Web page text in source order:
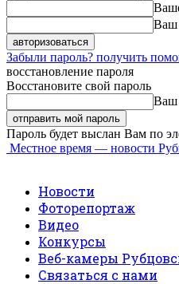
Ваш
Забыли пароль? получить
восстановление пароля
Восстановите свой пароль
Ваш
Пароль будет выслан Вам по
Местное время — новости
Новости
Фоторепортаж
Видео
Конкурсы
Веб-камеры
Связаться с нами